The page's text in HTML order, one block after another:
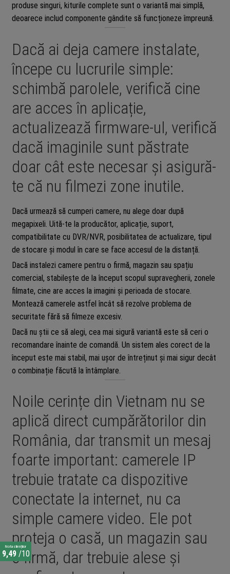
produse singuri, kiturile complete sunt o variantă mai simplă,
deoarece includ componente gândite să funcționeze împreună.
Dacă ai deja camere instalate,
începe cu lucrurile simple:
schimbă parolele, verifică cine
are acces în aplicație,
actualizează firmware-ul, verifică
dacă imaginile sunt păstrate
doar cât este necesar și asigură-
te că nu filmezi zone inutile.
Dacă urmează să cumperi camere, nu alege doar după
megapixeli. Uită-te la producător, aplicație, suport,
compatibilitate cu DVR/NVR, posibilitatea de actualizare, tipul
de stocare și modul în care se face accesul de la distanță.
Dacă instalezi camere pentru o firmă, magazin sau spațiu
comercial, stabilește de la început scopul supravegherii, zonele
filmate, cine are acces la imagini și perioada de stocare.
Montează camerele astfel încât să rezolve problema de
securitate fără să filmeze excesiv.
Dacă nu știi ce să alegi, cea mai sigură variantă este să ceri o
recomandare înainte de comandă. Un sistem ales corect de la
început este mai stabil, mai ușor de întreținut și mai sigur decât
o combinație făcută la întâmplare.
Noile cerințe din Vietnam nu se
aplică direct cumpărătorilor din
România, dar transmit un mesaj
foarte important: camerele IP
trebuie tratate ca dispozitive
conectate la internet, nu ca
simple camere video. Ele pot
proteja o casă, un magazin sau
o firmă, dar trebuie alese și
Nota clienților
9,49/10